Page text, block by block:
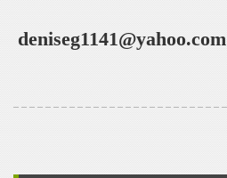
deniseg1141@yahoo.com